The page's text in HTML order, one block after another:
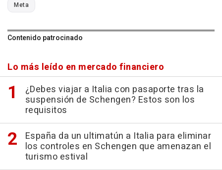
Meta
Contenido patrocinado
Lo más leído en mercado financiero
¿Debes viajar a Italia con pasaporte tras la
suspensión de Schengen? Estos son los
requisitos
España da un ultimatún a Italia para eliminar
los controles en Schengen que amenazan el
turismo estival